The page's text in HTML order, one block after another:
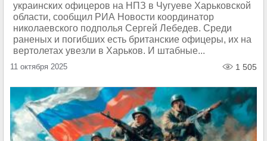
украинских офицеров на НПЗ в Чугуеве Харьковской
области, сообщил РИА Новости координатор
николаевского подполья Сергей Лебедев. Cреди
раненых и погибших есть британские офицеры, их на
вертолетах увезли в Харьков. И штабные...
11 октября 2025 1 505